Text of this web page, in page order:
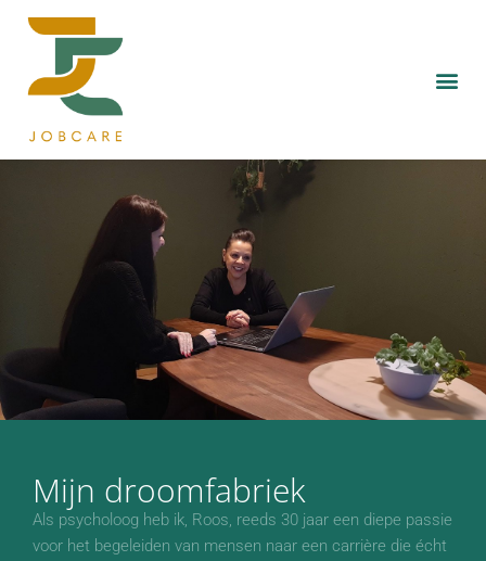
Mijn droomfabriek
Als psycholoog heb ik, Roos, reeds 30 jaar een diepe passie
voor het begeleiden van mensen naar een carrière die écht